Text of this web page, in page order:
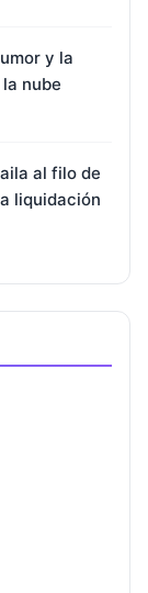
y la
nube
al filo de
liquidación